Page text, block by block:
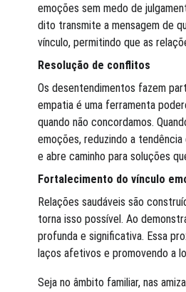
emoções sem medo de
dito transmite a mensagem de
vínculo, permitindo que as
Resolução de conflitos
Os desentendimentos fazem
empatia é uma ferramenta
quando não concordamos.
emoções, reduzindo a
e abre caminho para soluções
Fortalecimento do vínculo
Relações saudáveis são
torna isso possível. Ao
profunda e significativa. Essa
laços afetivos e promovendo a
Seja no âmbito familiar, nas